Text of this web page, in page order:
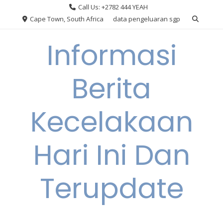
Call Us: +2782 444 YEAH
Cape Town, South Africa
data pengeluaran sgp
Informasi
Berita
Kecelakaan
Hari Ini Dan
Terupdate